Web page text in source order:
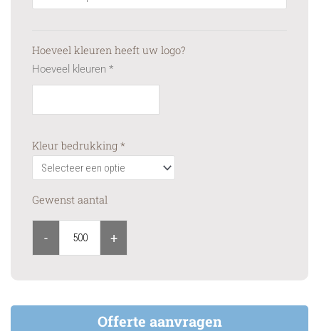
Hoeveel kleuren heeft uw logo?
Hoeveel kleuren *
Kleur bedrukking *
Gewenst aantal
-
57
+
Offerte aanvragen